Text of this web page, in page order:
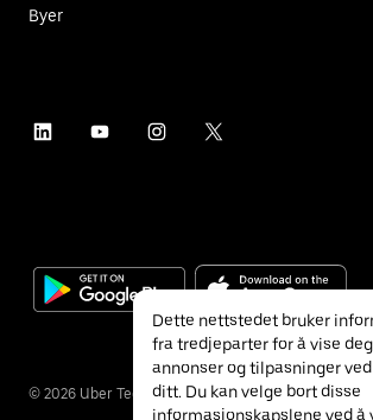
Byer
© 2026 Uber Technologies Inc.
Dette nettstedet bruker
fra tredjeparter for å vise
annonser og tilpasninger
ditt. Du kan velge bort disse
informasjonskapslene ved å